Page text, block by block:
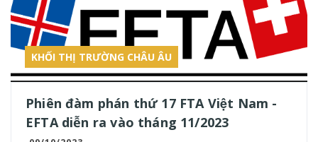
KHỐI THỊ TRƯỜNG CHÂU ÂU
Phiên đàm phán thứ 17 FTA Việt Nam -
EFTA diễn ra vào tháng 11/2023